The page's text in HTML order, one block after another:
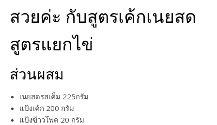
สวยค่ะ กับสูตรเค้กเนยสด
สูตรแยกไข่
ส่วนผสม
เนยสดรสเค็ม 225กรัม
แป้งเค้ก 200 กรัม
แป้งข้าวโพด 20 กรัม